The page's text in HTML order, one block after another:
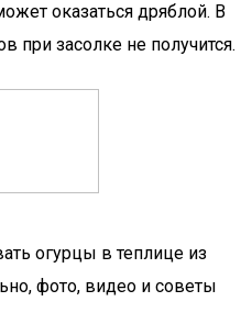
оказаться дряблой. В
при засолке не получится.
огурцы в теплице из
фото, видео и советы